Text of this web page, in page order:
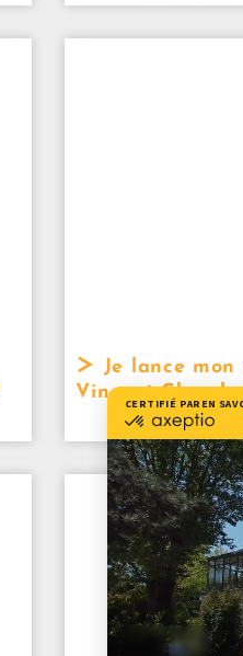
Je lance
Vincent